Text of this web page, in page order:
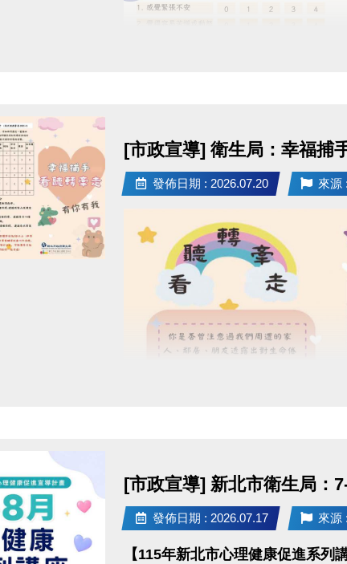
7-8級藍色布帽通過前10名：[安湧
4-6級黃色布帽通過前20名：[安湧]
1-3級紅色布帽通過前30名：[新店
獎勵領取說明(中心將保留所有
一、上述獎勵名額為三場檢定總
二、獎勵領取方式：
1. 各等級獎勵每人限領一次，依
2. 須同時符合以下條件，方可獲
[舉例說明] 若報名序號為第30名
而三場檢定藍帽獎勵總名額尚餘9
完為止)。
[市政宣導] 衛生局：幸福捕
發佈日期 : 2026.07.20 來源
[市政宣導] 新北市衛生局：
發佈日期 : 2026.07.17 來源
【115年新北市心理健康促進系列